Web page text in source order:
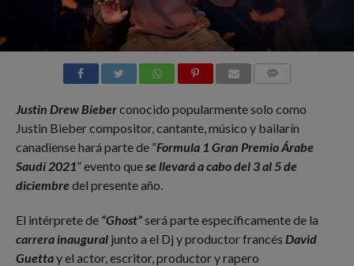
Justin Drew Bieberconocido popularmente solo como
Justin Bieber compositor, cantante, músico y bailarín
canadiense hará parte de “Formula 1 Gran Premio Árabe
Saudí 2021” evento quese llevará a cabo del 3 al 5 de
diciembredel presente año.
El intérprete de “Ghost”será parte específicamente de la
carrera inauguraljunto a el Dj y productor francés David
Guettay el actor, escritor, productor y rapero